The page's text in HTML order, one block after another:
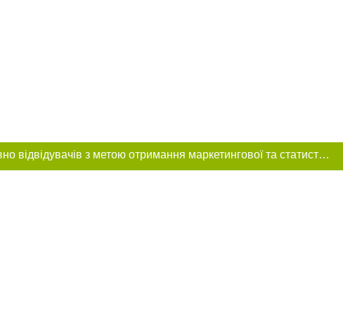
Цей сайт використовує «cookies». Також веб-сайт використовує інтернет-сервіс для збору технічних даних стосовно відвідувачів з метою отримання маркетингової та статистичної інформації. Умови обробки даних відвідувачів сайту див.